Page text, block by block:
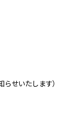
せいたします）